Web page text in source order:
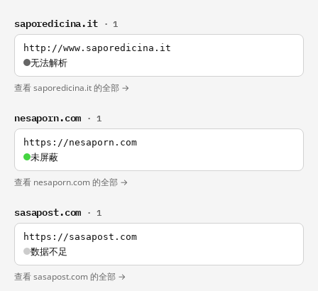
saporedicina.it · 1
http://www.saporedicina.it
无法解析
查看 saporedicina.it 的全部 →
nesaporn.com · 1
https://nesaporn.com
未屏蔽
查看 nesaporn.com 的全部 →
sasapost.com · 1
https://sasapost.com
数据不足
查看 sasapost.com 的全部 →